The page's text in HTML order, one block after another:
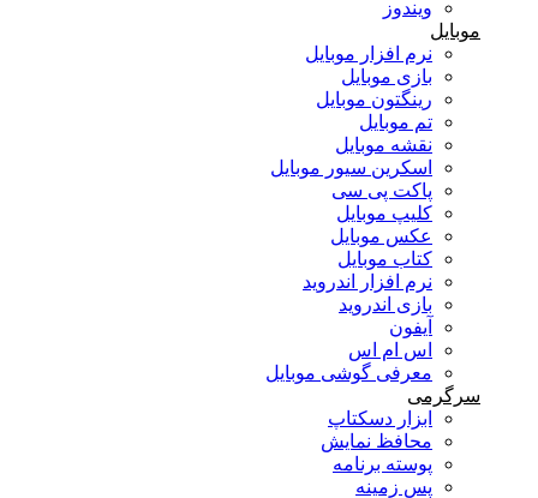
ویندوز
موبایل
نرم افزار موبایل
بازی موبایل
رینگتون موبایل
تم موبایل
نقشه موبایل
اسکرین سیور موبایل
پاکت پی سی
کلیپ موبایل
عکس موبایل
کتاب موبایل
نرم افزار اندروید
بازی اندروید
آیفون
اس ام اس
معرفی گوشی موبایل
سرگرمی
ابزار دسکتاپ
محافظ نمایش
پوسته برنامه
پس زمینه